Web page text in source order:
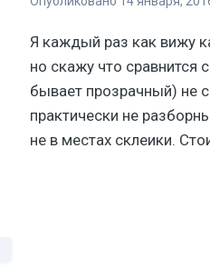
Я каждый раз как вижу
но скажу что
бывает прозрачный) не
практически не
не в местах склеики.